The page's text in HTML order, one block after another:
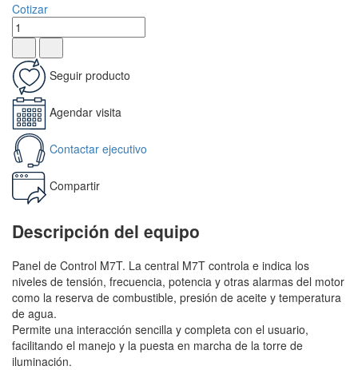
Cotizar
Seguir producto
Agendar visita
Contactar ejecutivo
Compartir
Descripción del equipo
Panel de Control M7T. La central M7T controla e indica los
niveles de tensión, frecuencia, potencia y otras alarmas del motor
como la reserva de combustible, presión de aceite y temperatura
de agua.
Permite una interacción sencilla y completa con el usuario,
facilitando el manejo y la puesta en marcha de la torre de
iluminación.